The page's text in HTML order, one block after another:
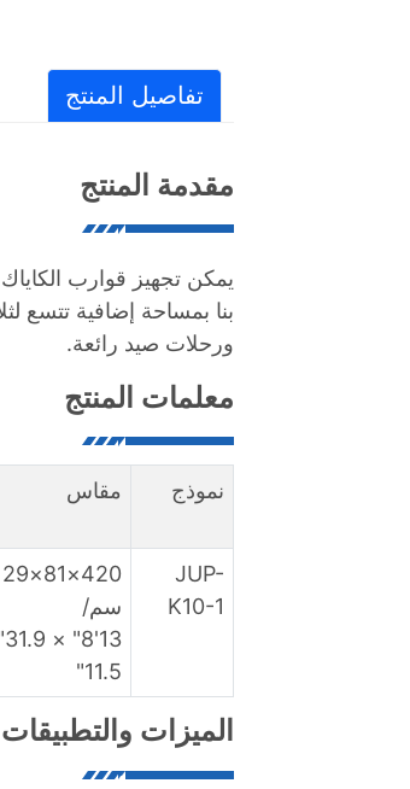
تفاصيل المنتج
مقدمة المنتج
يمكن تجهيز قوارب
بنا بمساحة إضافية تتسع
ورحلات صيد رائعة.
معلمات المنتج
نموذج مقاس
JUP-
K10-1
420×81×29
سم/
×
11.5"
الميزات والتطبيقات